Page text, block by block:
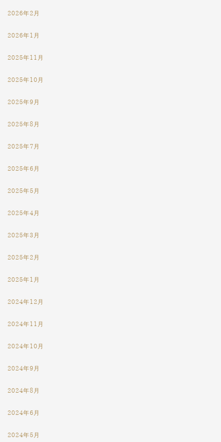
2026年2月
2026年1月
2025年11月
2025年10月
2025年9月
2025年8月
2025年7月
2025年6月
2025年5月
2025年4月
2025年3月
2025年2月
2025年1月
2024年12月
2024年11月
2024年10月
2024年9月
2024年8月
2024年6月
2024年5月